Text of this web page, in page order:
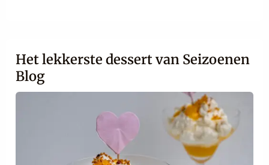
Het lekkerste dessert van Seizoenen
Blog